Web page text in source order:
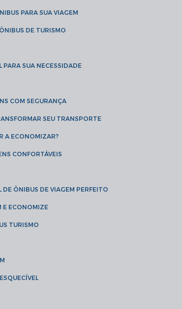
PARA SUA VIAGEM
DE TURISMO
PARA SUA NECESSIDADE
COM SEGURANÇA
SEU TRANSPORTE
A ECONOMIZAR?
CONFORTÁVEIS
DE ÔNIBUS DE VIAGEM PERFEITO
E ECONOMIZE
TURISMO